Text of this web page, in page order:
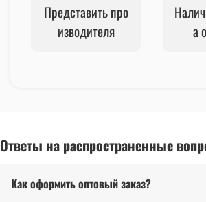
Представить про
изводителя
а
Ответы на распространенные
Как оформить оптовый заказ?